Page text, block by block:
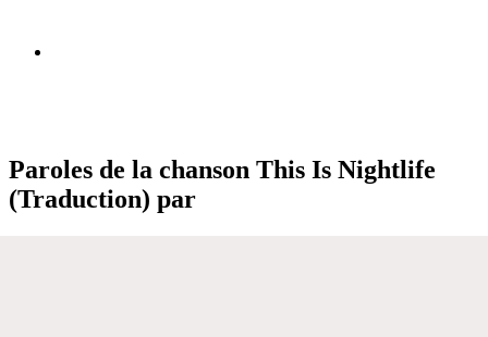
Paroles de la chanson This Is Nightlife
(Traduction) par